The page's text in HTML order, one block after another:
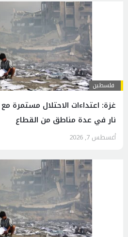
فلسطين
غزة: اعتداءات الاحتلال
نار في عدة مناطق من القطاع
أغسطس 7, 2026